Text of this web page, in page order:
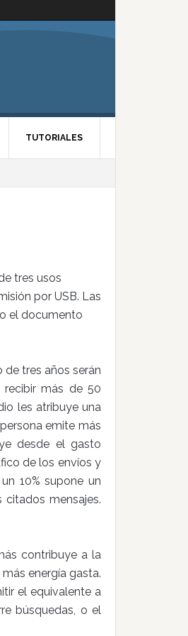
TUTORIALES
tres usos
por USB. Las
el documento
tres años serán
recibir más de 50
les atribuye una
emite más
desde el gasto
de los envíos y
10% supone un
mensajes.
contribuye a la
energía gasta.
el equivalente a
búsquedas, o el